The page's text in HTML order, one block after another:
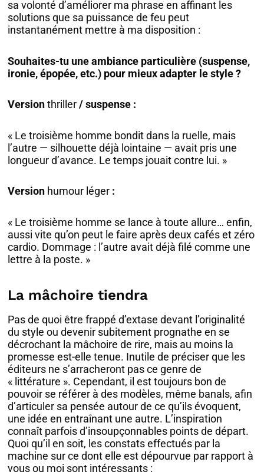
sa volonté d’améliorer ma phrase en affinant les
solutions que sa puissance de feu peut
instantanément mettre à ma disposition :
Souhaites-tu une ambiance particulière (suspense,
ironie, épopée, etc.) pour mieux adapter le style ?
Versionthriller/ suspense :
« Le troisième homme bondit dans la ruelle, mais
l’autre — silhouette déjà lointaine — avait pris une
longueur d’avance. Le temps jouait contre lui. »
Version humour léger :
« Le troisième homme se lance à toute allure… enfin,
aussi vite qu’on peut le faire après deux cafés et zéro
cardio. Dommage : l’autre avait déjà filé comme une
lettre à la poste. »
La mâchoire tiendra
Pas de quoi être frappé d’extase devant l’originalité
du style ou devenir subitement prognathe en se
décrochant la mâchoire de rire, mais au moins la
promesse est-elle tenue. Inutile de préciser que les
éditeurs ne s’arracheront pas ce genre de
« littérature ». Cependant, il est toujours bon de
pouvoir se référer à des modèles, même banals, afin
d’articuler sa pensée autour de ce qu’ils évoquent,
une idée en entraînant une autre. L’inspiration
connaît parfois d’insoupçonnables points de départ.
Quoi qu’il en soit, les constats effectués par la
machine sur ce dont elle est dépourvue par rapport à
vous ou moi sont intéressants :